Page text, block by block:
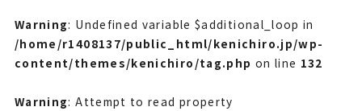
Warning: Undefined variable $additional_loop in
/home/r1408137/public_html/kenichiro.jp/wp-
content/themes/kenichiro/tag.php on line 132
Warning: Attempt to read property